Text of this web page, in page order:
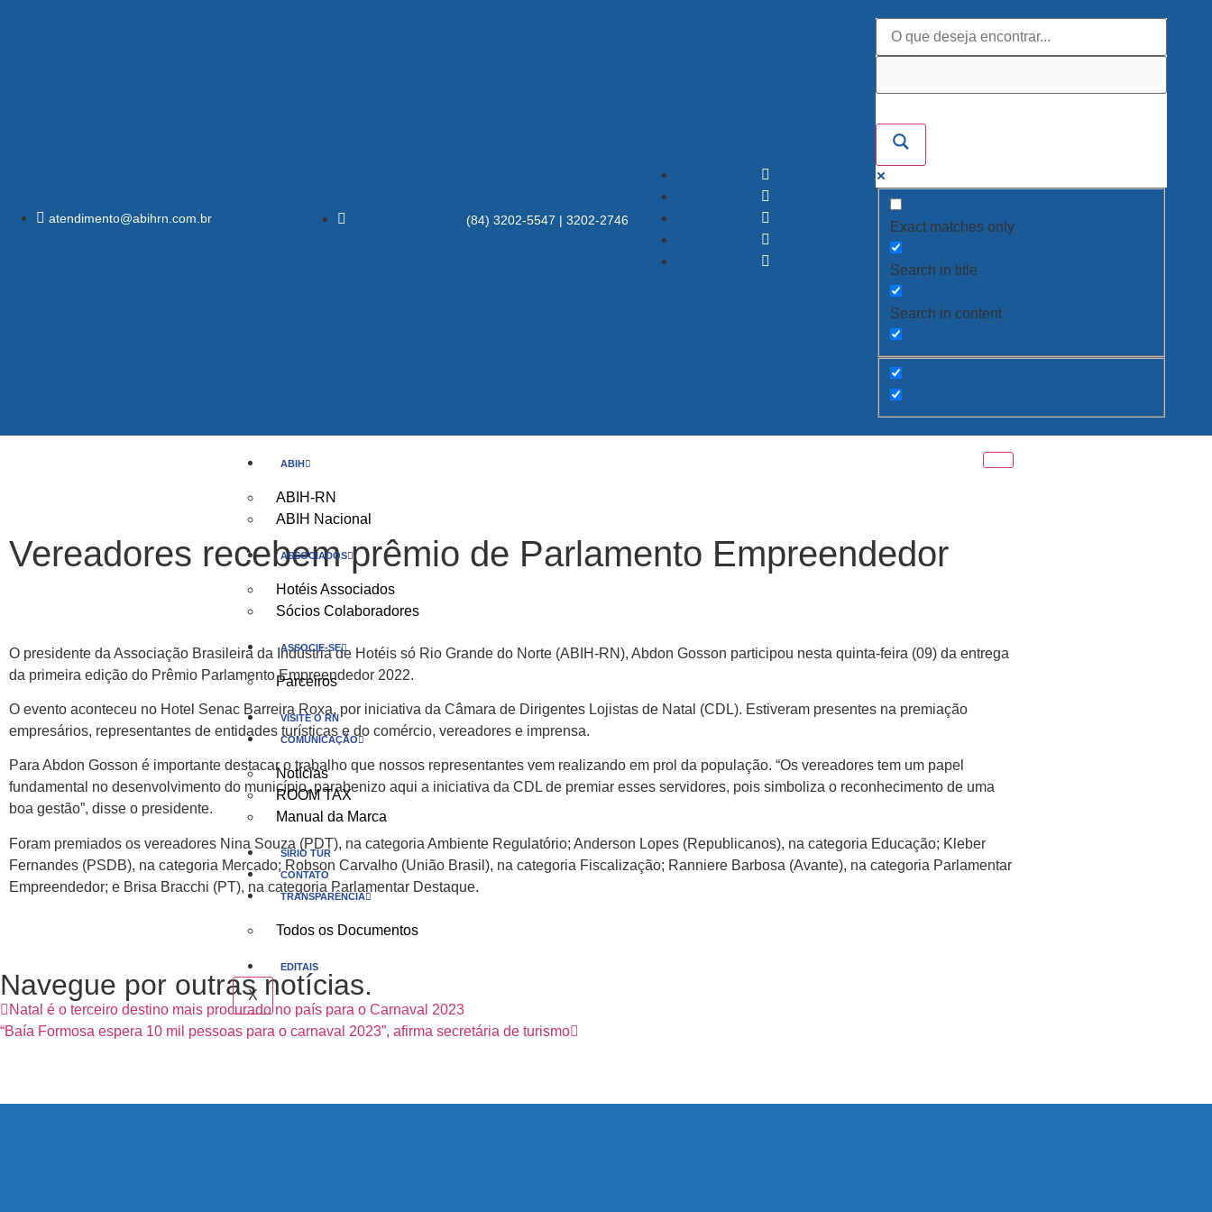
atendimento@abihrn.com.br (84) 3202-5547 | 3202-2746 Exact matches only
Search in title
Search in content
ABIH
ABIH-RN
ABIH Nacional
ASSOCIADOS
Hotéis Associados
Sócios Colaboradores
ASSOCIE-SE
Parceiros
VISITE O RN
COMUNICAÇÃO
Notícias
ROOM TAX
Manual da Marca
SÍRIO TUR
CONTATO
TRANSPARÊNCIA
Todos os Documentos
EDITAIS
X
Vereadores recebem prêmio de Parlamento Empreendedor
O presidente da Associação Brasileira da Indústria de Hotéis só Rio Grande do Norte (ABIH-RN), Abdon Gosson participou nesta quinta-feira (09) da entrega
da primeira edição do Prêmio Parlamento Empreendedor 2022.
O evento aconteceu no Hotel Senac Barreira Roxa, por iniciativa da Câmara de Dirigentes Lojistas de Natal (CDL). Estiveram presentes na premiação
empresários, representantes de entidades turísticas e do comércio, vereadores e imprensa.
Para Abdon Gosson é importante destacar o trabalho que nossos representantes vem realizando em prol da população. “Os vereadores tem um papel
fundamental no desenvolvimento do município, parabenizo aqui a iniciativa da CDL de premiar esses servidores, pois simboliza o reconhecimento de uma
boa gestão”, disse o presidente.
Foram premiados os vereadores Nina Souza (PDT), na categoria Ambiente Regulatório; Anderson Lopes (Republicanos), na categoria Educação; Kleber
Fernandes (PSDB), na categoria Mercado; Robson Carvalho (União Brasil), na categoria Fiscalização; Ranniere Barbosa (Avante), na categoria Parlamentar
Empreendedor; e Brisa Bracchi (PT), na categoria Parlamentar Destaque.
Navegue por outras notícias.
Natal é o terceiro destino mais procurado no país para o Carnaval 2023
“Baía Formosa espera 10 mil pessoas para o carnaval 2023”, afirma secretária de turismo